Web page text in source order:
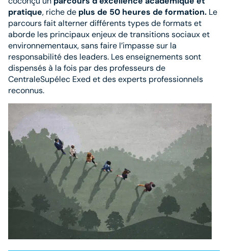
pratique, riche de plus de 50 heures de formation. Le
parcours fait alterner différents types de formats et
aborde les principaux enjeux de transitions sociaux et
environnementaux, sans faire l’impasse sur la
responsabilité des leaders. Les enseignements sont
dispensés à la fois par des professeurs de
CentraleSupélec Exed et des experts professionnels
reconnus.